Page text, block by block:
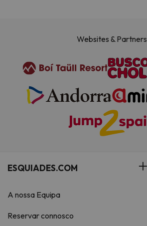
Websites & Partners
ESQUIADES.COM
A nossa Equipa
Reservar connosco